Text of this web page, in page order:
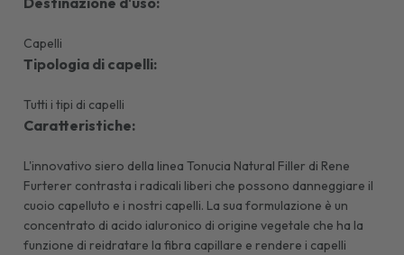
Capelli
Tipologia di capelli:
Tutti i tipi di capelli
Caratteristiche:
L'innovativo siero della linea Tonucia Natural Filler di Rene
Furterer contrasta i radicali liberi che possono danneggiare il
cuoio capelluto e i nostri capelli. La sua formulazione è un
concentrato di acido ialuronico di origine vegetale che ha la
funzione di reidratare la fibra capillare e rendere i capelli